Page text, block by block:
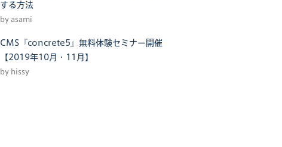
する方法
by asami
CMS『concrete5』無料体験セミナー開催
【2019年10月・11月】
by hissy